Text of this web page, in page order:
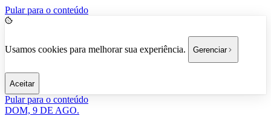
Pular para o conteúdo
Usamos cookies para melhorar sua experiência. Gerenciar
Aceitar
Pular para o conteúdo
DOM, 9 DE AGO.